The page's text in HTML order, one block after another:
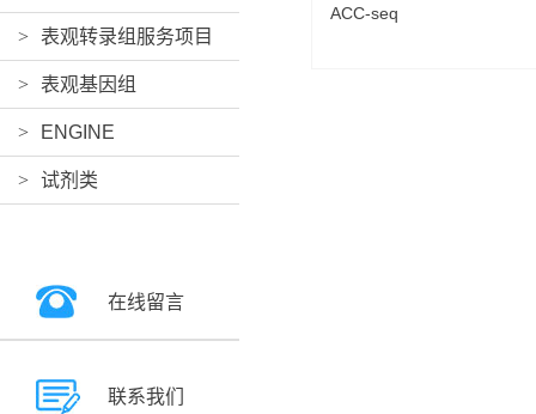
> 表观转录组服务项目
> 表观基因组
> ENGINE
> 试剂类
在线留言
联系我们
ACC-seq